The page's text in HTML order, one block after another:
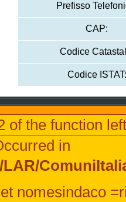
Prefisso
CAP:
Codice
Codice ISTAT:
of the function
in
LAR/
nomesindaco